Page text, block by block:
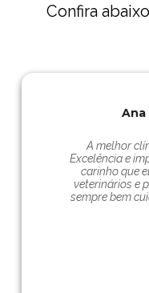
Confira abaixo
Ana
A melhor
Excelência e
carinho que
veterinários e
sempre bem